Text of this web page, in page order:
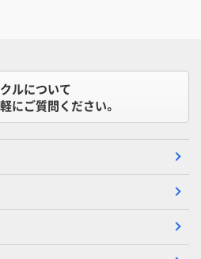
ルについて
にご質問ください。